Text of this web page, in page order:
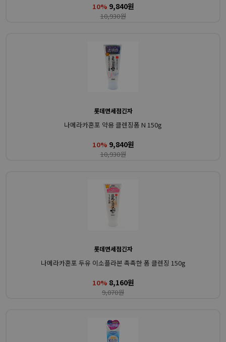
10% 9,840원
10,930원
롯데면세점긴자
나메라카혼포 약용 클렌징폼 N 150g
10% 9,840원
10,930원
롯데면세점긴자
나메라카혼포 두유 이소플라본 촉촉한 폼 클렌징 150g
10% 8,160원
9,070원